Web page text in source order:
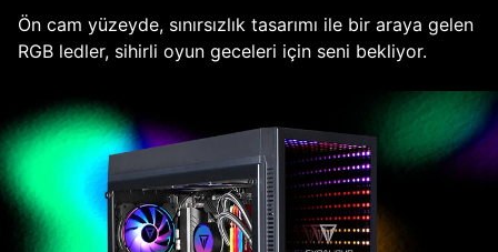
Ön cam yüzeyde, sınırsızlık tasarımı ile bir araya gelen
RGB ledler, sihirli oyun geceleri için seni bekliyor.